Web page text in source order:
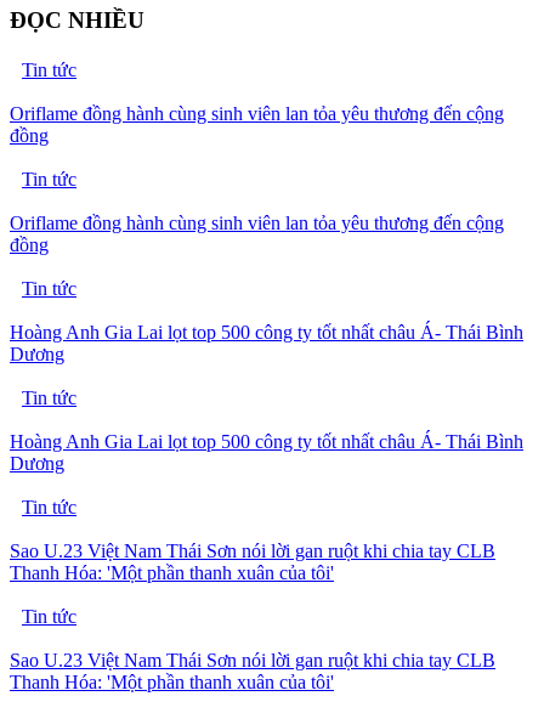
ĐỌC NHIỀU
Tin tức
Oriflame đồng hành cùng sinh viên lan tỏa yêu thương đến cộng
đồng
Tin tức
Oriflame đồng hành cùng sinh viên lan tỏa yêu thương đến cộng
đồng
Tin tức
Hoàng Anh Gia Lai lọt top 500 công ty tốt nhất châu Á- Thái Bình
Dương
Tin tức
Hoàng Anh Gia Lai lọt top 500 công ty tốt nhất châu Á- Thái Bình
Dương
Tin tức
Sao U.23 Việt Nam Thái Sơn nói lời gan ruột khi chia tay CLB
Thanh Hóa: 'Một phần thanh xuân của tôi'
Tin tức
Sao U.23 Việt Nam Thái Sơn nói lời gan ruột khi chia tay CLB
Thanh Hóa: 'Một phần thanh xuân của tôi'